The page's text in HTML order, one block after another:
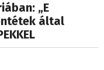
„E
által